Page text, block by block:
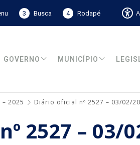
3 Busca 4 Rodapé
GOVERNO MUNICÍPIO
2025 Diário oficial nº 2527 – 03/02/
2527 – 03/